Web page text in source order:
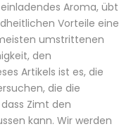
Aroma, übt
Vorteile eine
umstrittenen
den
Artikels ist es, die
die die
Zimt den
kann. Wir werden